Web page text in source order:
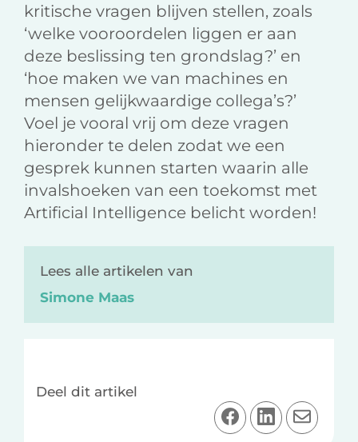
kritische vragen blijven stellen, zoals
‘welke vooroordelen liggen er aan
deze beslissing ten grondslag?’ en
‘hoe maken we van machines en
mensen gelijkwaardige collega’s?’
Voel je vooral vrij om deze vragen
hieronder te delen zodat we een
gesprek kunnen starten waarin alle
invalshoeken van een toekomst met
Artificial Intelligence belicht worden!
Lees alle artikelen van
Simone Maas
Deel dit artikel
D
e
D
e
D
e